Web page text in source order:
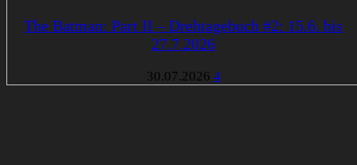
The Batman: Part II – Drehtagebuch #2: 15.6. bis
27.7.2026
30.07.2026 4